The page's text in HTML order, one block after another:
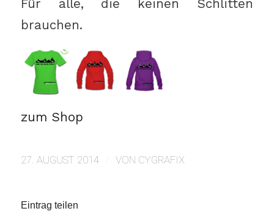
Für alle, die keinen Schlitten
brauchen.
zum Shop
27. AUGUST 2014 VON CYGRAFIX
Eintrag teilen